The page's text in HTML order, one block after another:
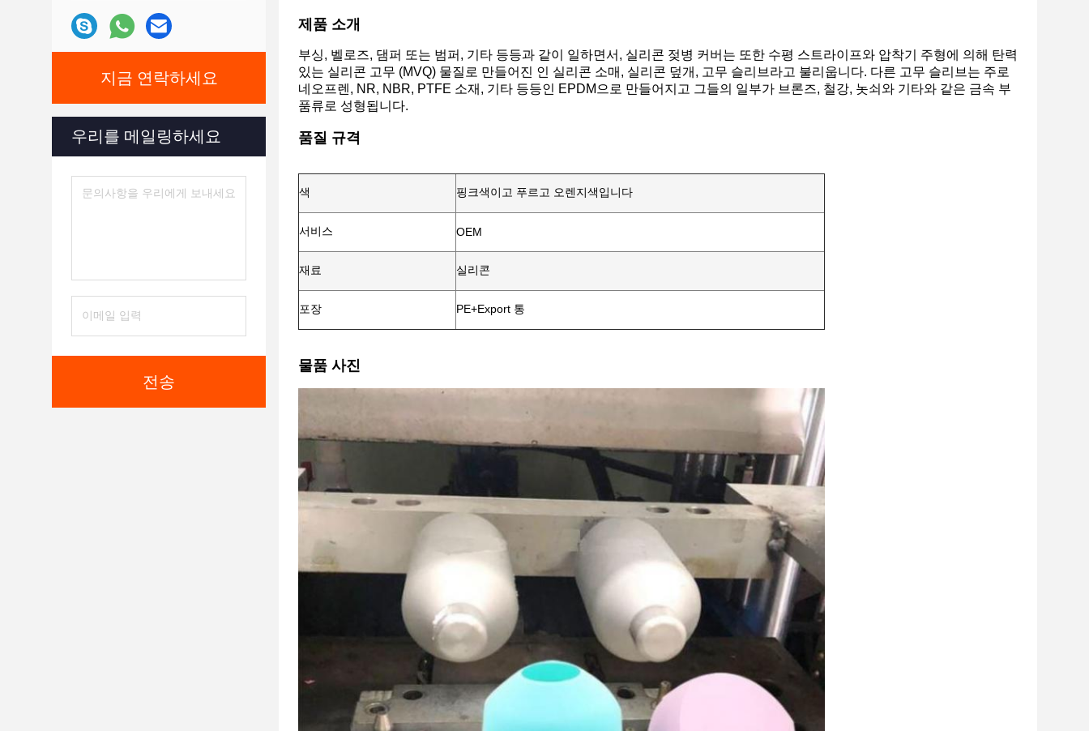
지금 연락하세요
우리를 메일링하세요
전송
제품 소개
부싱, 벨로즈, 댐퍼 또는 범퍼, 기타 등등과 같이 일하면서, 실리콘 젖병 커버는 또한 수평 스트라이프와 압착기 주형에 의해 탄력
있는 실리콘 고무 (MVQ) 물질로 만들어진 인 실리콘 소매, 실리콘 덮개, 고무 슬리브라고 불리웁니다. 다른 고무 슬리브는 주로
네오프렌, NR, NBR, PTFE 소재, 기타 등등인 EPDM으로 만들어지고 그들의 일부가 브론즈, 철강, 놋쇠와 기타와 같은 금속 부
품류로 성형됩니다.
품질 규격
색 핑크색이고 푸르고 오렌지색입니다
서비스 OEM
재료 실리콘
포장 PE+Export 통
물품 사진